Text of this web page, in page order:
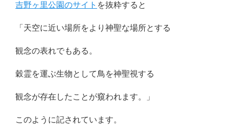
吉野ヶ里公園のサイト を抜粋すると
「天空に近い場所をより神聖な場所とする
観念の表れでもある。
穀霊を運ぶ生物として鳥を神聖視する
観念が存在したことが窺われます。」
このように記されています。